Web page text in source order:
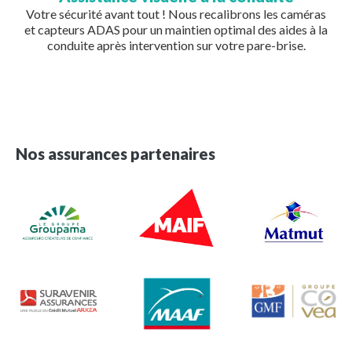
Votre sécurité avant tout ! Nous recalibrons les caméras
et capteurs ADAS pour un maintien optimal des aides à la
conduite après intervention sur votre pare-brise.
Nos assurances partenaires